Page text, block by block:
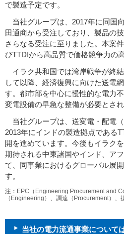
で製造予定です。
当社グループは、2017年に同国
田通商から受注しており、製品の
さらなる受注に至りました。本案
びTTDIから高品質で価格競争力の
イラク共和国では湾岸戦争が終
して以降、経済復興に向けた送電
す。都市部を中心に慢性的な電力
変電設備の早急な整備が必要とされ
当社グループは、送変電・配電
2013年にインドの製造拠点である
開を進めています。今後もイラク
期待される中東諸国やインド、ア
て、同事業におけるグローバル展
す。
注：EPC（Engineering Procurement and
（Engineering）、調達（Procurement）、
当社の電力流通事業について